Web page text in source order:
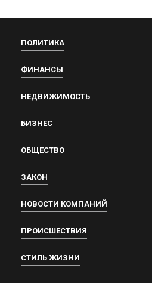
ПОЛИТИКА
ФИНАНСЫ
НЕДВИЖИМОСТЬ
БИЗНЕС
ОБЩЕСТВО
ЗАКОН
НОВОСТИ КОМПАНИЙ
ПРОИСШЕСТВИЯ
СТИЛЬ ЖИЗНИ